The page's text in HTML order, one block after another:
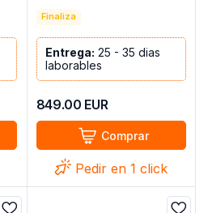
Finaliza
Entrega: 25 - 35 dias
laborables
849.00 EUR
Comprar
Pedir en 1 click